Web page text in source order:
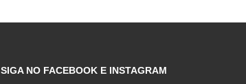
SIGA NO FACEBOOK E INSTAGRAM